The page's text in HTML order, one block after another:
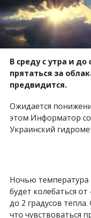
Ночью температура
до 2 градусов
что чувствоваться
будет как минус 3
метров в секунду.
Восход солнца 22
предки пережили в
термометров
мороза.